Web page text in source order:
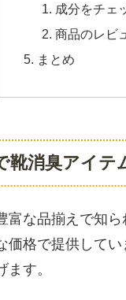
成分をチェ
商品のレビ
まとめ
靴消臭アイテ
富な品揃えで知
価格で提供して
す。